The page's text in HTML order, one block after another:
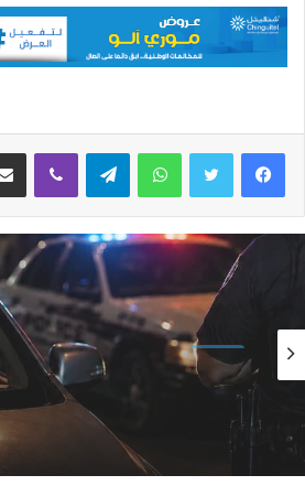
واتساب تيلقرام ڤايبر
الأخبار
الأخبار
منذ 14 ساعة
نيو أورلينز:سائق موريتاني
اختطاف